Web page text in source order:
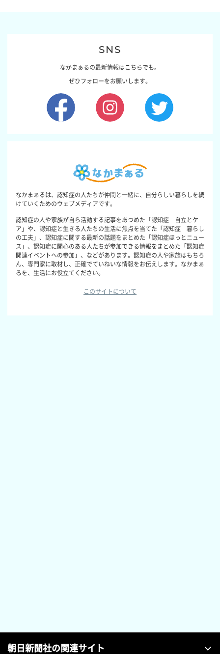
SNS
なかまぁるの最新情報はこちらでも。
ぜひフォローをお願いします。
なかまぁるは、認知症の人たちが仲間と一緒に、自分らしい暮らしを続
けていくためのウェブメディアです。
認知症の人や家族が自ら活動する記事をあつめた「認知症 自立とケ
ア」や、認知症と生きる人たちの生活に焦点を当てた「認知症 暮らし
の工夫」、認知症に関する最新の話題をまとめた「認知症ほっとニュー
ス」、認知症に関心のある人たちが参加できる情報をまとめた「認知症
関連イベントへの参加」、などがあります。認知症の人や家族はもちろ
ん、専門家に取材し、正確でていねいな情報をお伝えします。なかまぁ
るを、生活にお役立てください。
このサイトについて
朝日新聞社の関連サイト